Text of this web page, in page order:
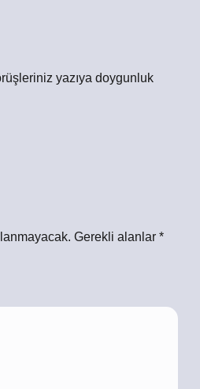
yazıya doygunluk
Gerekli alanlar *